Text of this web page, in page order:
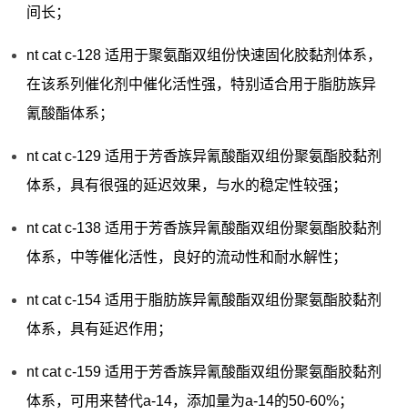
间长；
nt cat c-128 适用于聚氨酯双组份快速固化胶黏剂体系，
在该系列催化剂中催化活性强，特别适合用于脂肪族异
氰酸酯体系；
nt cat c-129 适用于芳香族异氰酸酯双组份聚氨酯胶黏剂
体系，具有很强的延迟效果，与水的稳定性较强；
nt cat c-138 适用于芳香族异氰酸酯双组份聚氨酯胶黏剂
体系，中等催化活性，良好的流动性和耐水解性；
nt cat c-154 适用于脂肪族异氰酸酯双组份聚氨酯胶黏剂
体系，具有延迟作用；
nt cat c-159 适用于芳香族异氰酸酯双组份聚氨酯胶黏剂
体系，可用来替代a-14，添加量为a-14的50-60%；